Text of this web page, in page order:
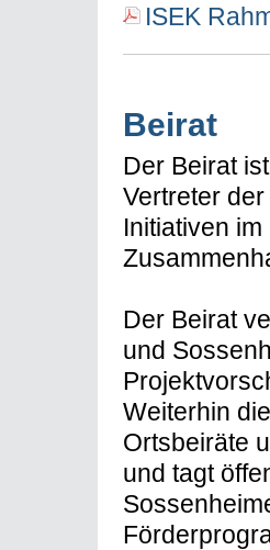
ISEK
Beirat
Der Beirat
Vertreter
Initiativen
Der Beirat
und
Weiterhin
Ortsbeiräte
und tagt